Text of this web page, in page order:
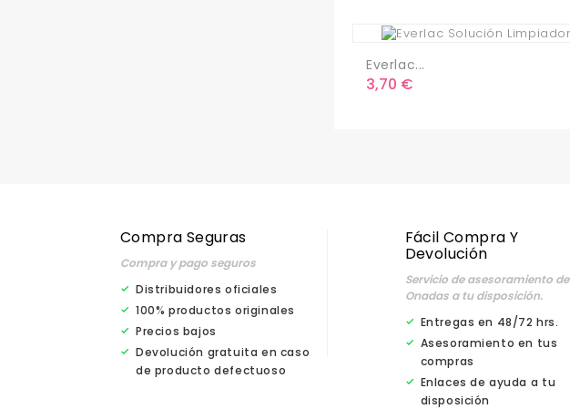
Everlac...
Precio
3,70 €
Compra Seguras
Compra y pago seguros
Distribuidores oficiales
100% productos originales
Precios bajos
Devolución gratuita en caso
de producto defectuoso
Fácil Compra Y
Devolución
Servicio de asesoramiento de
Onadas a tu disposición.
Entregas en 48/72 hrs.
Asesoramiento en tus
compras
Enlaces de ayuda a tu
disposición